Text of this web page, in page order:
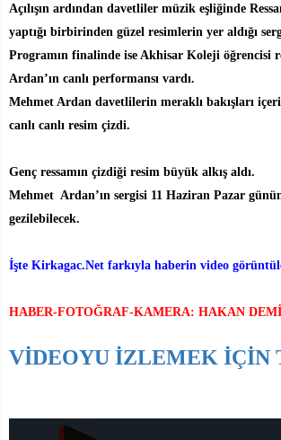
Açılışın ardından davetliler müzik eşliğinde
yaptığı birbirinden güzel resimlerin yer aldığı
Programın finalinde ise Akhisar Koleji öğrencisi
Ardan’ın canlı performansı vardı.
Mehmet Ardan davetlilerin meraklı bakışları
canlı canlı resim çizdi.
Genç ressamın çizdiği resim büyük alkış aldı.
Mehmet Ardan’ın sergisi 11 Haziran Pazar
gezilebilecek.
İşte Kirkagac.Net farkıyla haberin video
HABER-FOTOĞRAF-KAMERA: HAKAN
VİDEOYU İZLEMEK İÇİN